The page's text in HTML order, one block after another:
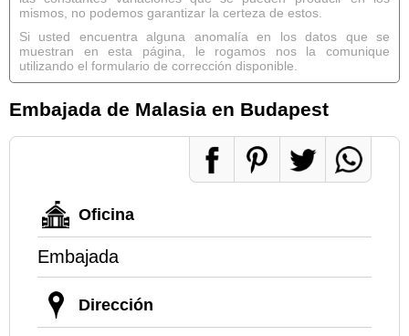
mismos, no podemos garantizar la certeza de estos.
Si usted encuentra alguna anomalía en los datos que se
muestran en esta página, le rogamos nos la comunique
utilizando el formulario de corrección disponible.
Embajada de Malasia en Budapest
Oficina
Embajada
Dirección